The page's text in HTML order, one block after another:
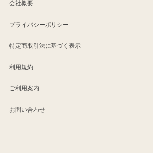
会社概要
プライバシーポリシー
特定商取引法に基づく表示
利用規約
ご利用案内
お問い合わせ